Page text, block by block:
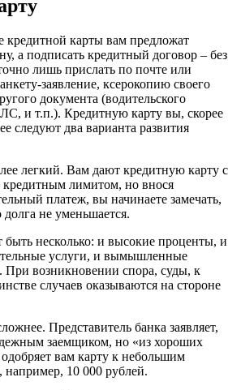
кредитной карты вам предложат
а подписать кредитный договор – без
лишь прислать по почте или
заявление, ксерокопию своего
документа (водительского
и т.п.). Кредитную карту вы, скорее
следуют два варианта развития
легкий. Вам дают кредитную карту с
кредитным лимитом, но внося
платеж, вы начинаете замечать,
не уменьшается.
несколько: и высокие проценты, и
услуги, и вымышленные
При возникновении спора, суды, к
случаев оказываются на стороне
Представитель банка заявляет,
заемщиком, но «из хороших
вам карту к небольшим
10 000 рублей.